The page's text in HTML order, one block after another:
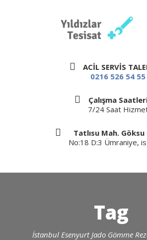
ACİL SERVİS
0216 526 54 55
Çalışma
7/24 Saat
Tatlısu Mah. Göksu
No:18 D:3 Ümraniye,
Tag
İstanbul Esenyurt Jado Gömme